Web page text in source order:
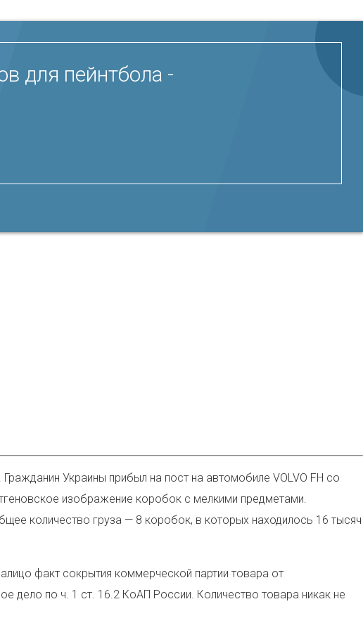
для пейнтбола -
Украины прибыл на пост на автомобиле VOLVO FH со
изображение коробок с мелкими предметами.
количество груза — 8 коробок, в которых находилось 16 тысяч
факт сокрытия коммерческой партии товара от
дело по ч. 1 ст. 16.2 КоАП России. Количество товара никак не